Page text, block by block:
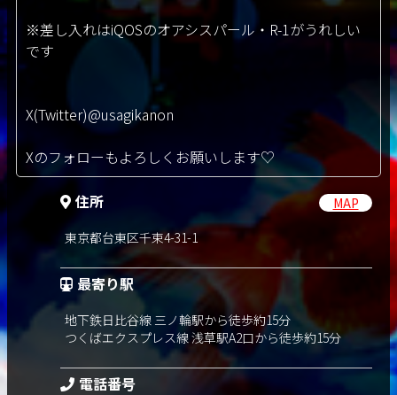
※差し入れはiQOSのオアシスパール・R-1がうれしい
です
X(Twitter)@usagikanon
Xのフォローもよろしくお願いします♡
住所
東京都台東区千束4-31-1
MAP
最寄り駅
地下鉄日比谷線 三ノ輪駅から徒歩約15分
つくばエクスプレス線 浅草駅A2口から徒歩約15分
電話番号